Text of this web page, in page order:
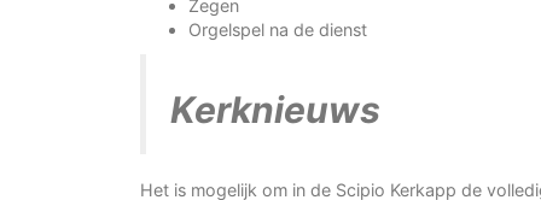
Zegen
Orgelspel na de dienst
Kerknieuws
Het is mogelijk om in de Scipio Kerkapp de